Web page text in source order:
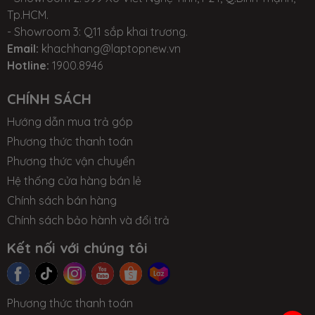
2 - CẤU HÌNH VÀ THÔNG SỐ KỸ THUẬT CHUNG:
Tham khảo các model sản phẩm
tại:
https://msivietnam.vn/pages-msi-gl65
Model
CPU
RAM
2666MHz (2 slots)
Tp.HCM.
- Showroom 3: Q11 sắp khai trương.
Email: khachhang@laptopnew.vn
Hotline: 1900.8946
CHÍNH SÁCH
Hướng dẫn mua trả góp
Phương thức thanh toán
Phương thức vận chuyển
Hệ thống cửa hàng bán lẻ
Chính sách bán hàng
Chính sách bảo hành và đổi trả
Kết nối với chúng tôi
Phương thức thanh toán